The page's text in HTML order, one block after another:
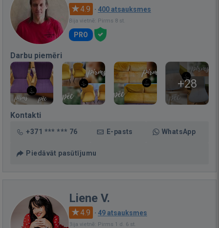
4.9 · 400 atsauksmes
Bija vietnē: Pirms 8 st.
PRO
Darbu piemēri
+28
Kontakti
+371 *** *** 76 E-pasts WhatsApp
Piedāvāt pasūtījumu
Liene V.
4.9 · 49 atsauksmes
Bija vietnē: Pirms 1 d. 6 st.